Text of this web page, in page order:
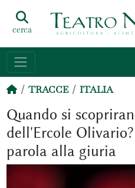
cerca
TRACCE ITALIA
Quando si
dell'Ercole
parola alla giuria